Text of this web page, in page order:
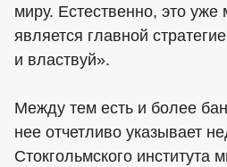
миру. Естественно, это уже
является главной
и властвуй».
Между тем есть и более
нее отчетливо указывает
Стокгольмского института